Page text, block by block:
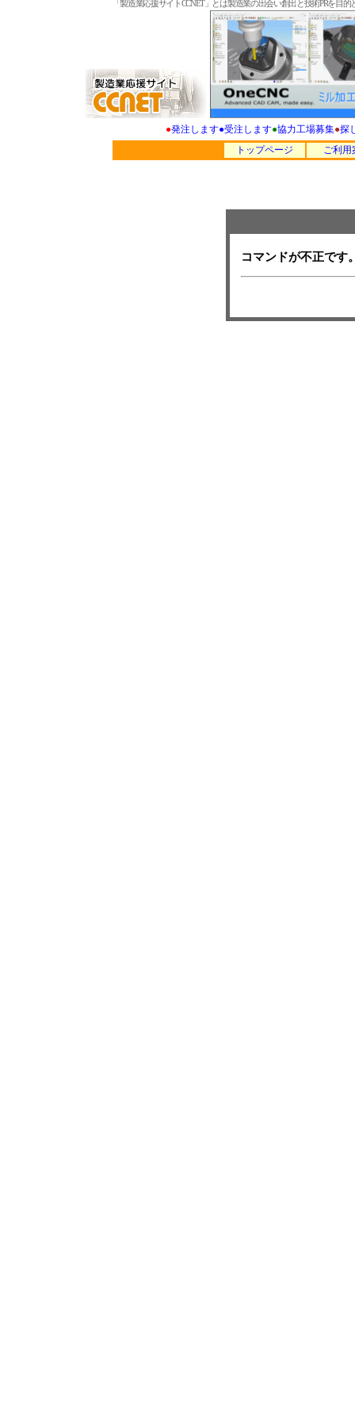
「製造業応援サイトCCNET」とは製造業の出会い創出と技術PRを
●発注します●受注します●協力工場募集●探
トップページ
ご利用
コマンドが不正です